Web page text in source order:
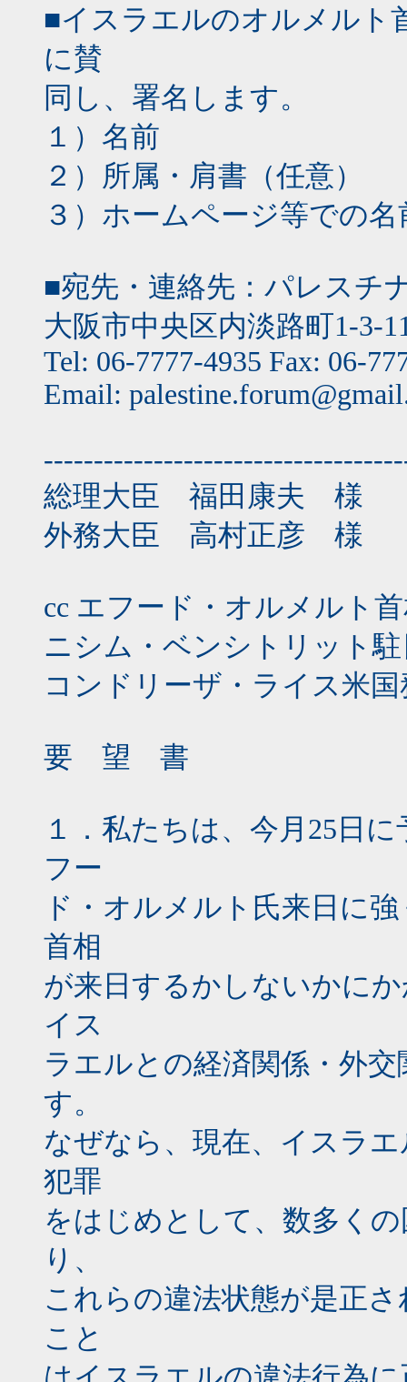
■イスラエルのオルメルト
に賛
同し、署名します。
１）名前
２）所属・肩書（任意）
３）ホームページ等での
■宛先・連絡先：パレスチ
大阪市中央区内淡路町1-3-
Tel: 06-7777-4935 Fax: 06-
Email:
総理大臣 福田康夫 様
外務大臣 高村正彦 様
cc エフード・オルメルト
ニシム・ベンシトリット
コンドリーザ・ライス米国
要 望 書
１．私たちは、今月25日
フー
ド・オルメルト氏来日に
首相
が来日するかしないかに
イス
ラエルとの経済関係・外
す。
なぜなら、現在、イスラ
犯罪
をはじめとして、数多く
り、
これらの違法状態が是正
こと